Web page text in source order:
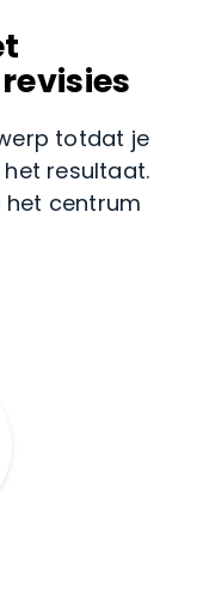
totdat je
resultaat.
het centrum